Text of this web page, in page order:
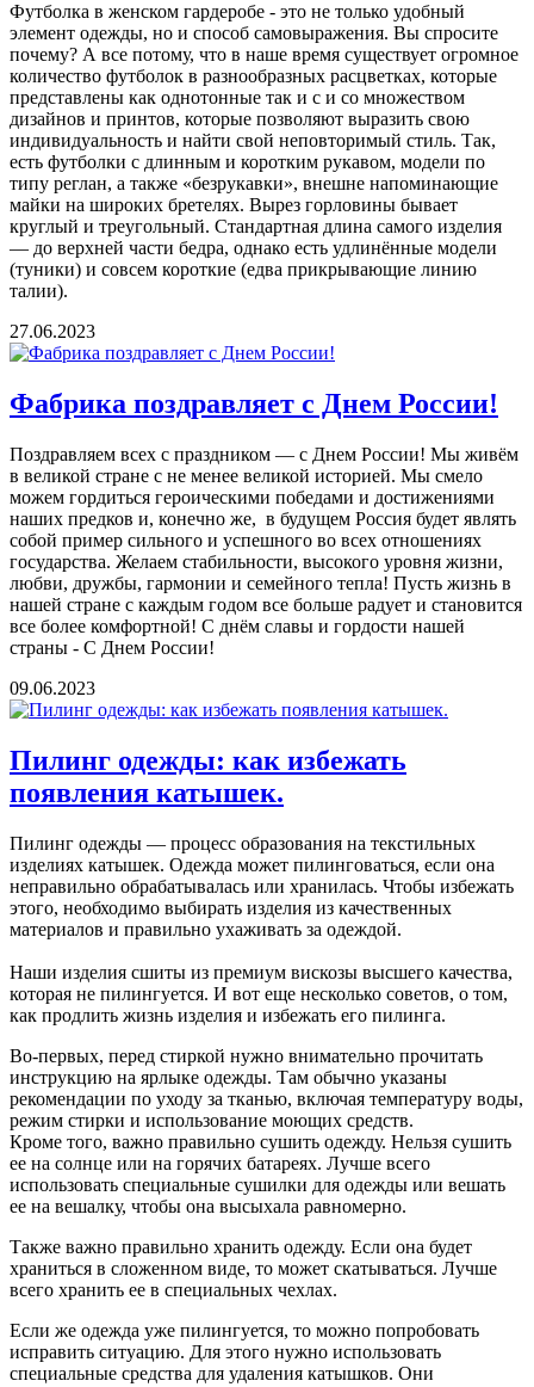
Футболка в женском гардеробе - это не только удобный
элемент одежды, но и способ самовыражения. Вы спросите
почему? А все потому, что в наше время существует огромное
количество футболок в разнообразных расцветках, которые
представлены как однотонные так и с и со множеством
дизайнов и принтов, которые позволяют выразить свою
индивидуальность и найти свой неповторимый стиль. Так,
есть футболки с длинным и коротким рукавом, модели по
типу реглан, а также «безрукавки», внешне напоминающие
майки на широких бретелях. Вырез горловины бывает
круглый и треугольный. Стандартная длина самого изделия
— до верхней части бедра, однако есть удлинённые модели
(туники) и совсем короткие (едва прикрывающие линию
талии).
27.06.2023
Фабрика поздравляет с Днем России!
Поздравляем всех с праздником — с Днем России! Мы живём
в великой стране с не менее великой историей. Мы смело
можем гордиться героическими победами и достижениями
наших предков и, конечно же, в будущем Россия будет являть
собой пример сильного и успешного во всех отношениях
государства. Желаем стабильности, высокого уровня жизни,
любви, дружбы, гармонии и семейного тепла! Пусть жизнь в
нашей стране с каждым годом все больше радует и становится
все более комфортной! С днём славы и гордости нашей
страны - С Днем России!
09.06.2023
Пилинг одежды: как избежать
появления катышек.
Пилинг одежды — процесс образования на текстильных
изделиях катышек. Одежда может пилинговаться, если она
неправильно обрабатывалась или хранилась. Чтобы избежать
этого, необходимо выбирать изделия из качественных
материалов и правильно ухаживать за одеждой.
Наши изделия сшиты из премиум вискозы высшего качества,
которая не пилингуется. И вот еще несколько советов, о том,
как продлить жизнь изделия и избежать его пилинга.
Во-первых, перед стиркой нужно внимательно прочитать
инструкцию на ярлыке одежды. Там обычно указаны
рекомендации по уходу за тканью, включая температуру воды,
режим стирки и использование моющих средств.
Кроме того, важно правильно сушить одежду. Нельзя сушить
ее на солнце или на горячих батареях. Лучше всего
использовать специальные сушилки для одежды или вешать
ее на вешалку, чтобы она высыхала равномерно.
Также важно правильно хранить одежду. Если она будет
храниться в сложенном виде, то может скатываться. Лучше
всего хранить ее в специальных чехлах.
Если же одежда уже пилингуется, то можно попробовать
исправить ситуацию. Для этого нужно использовать
специальные средства для удаления катышков. Они